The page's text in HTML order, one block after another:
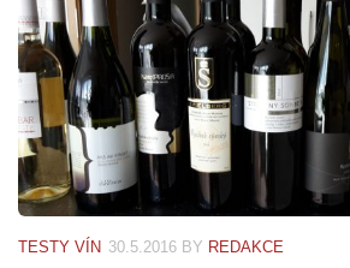
TESTY VÍN 30.5.2016 BY REDAKCE